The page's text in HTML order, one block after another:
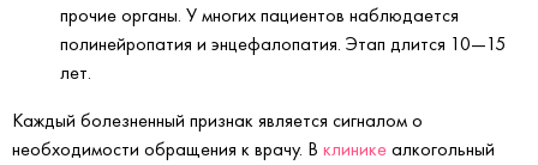
прочие органы. У многих пациентов наблюдается
полинейропатия и энцефалопатия. Этап длится 10—15
лет.
Каждый болезненный признак является сигналом о
необходимости обращения к врачу. В клинике алкогольный